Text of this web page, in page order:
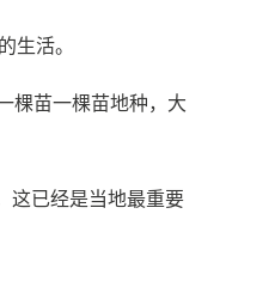
生活。
棵苗一棵苗地种，大
这已经是当地最重要